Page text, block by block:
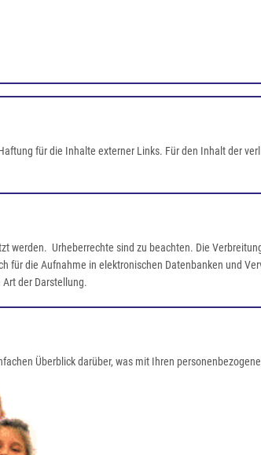
für die Inhalte externer Links. Für den Inhalt der
werden. Urheberrechte sind zu beachten. Die
für die Aufnahme in elektronischen Datenbanken und
der Darstellung.
Überblick darüber, was mit Ihren